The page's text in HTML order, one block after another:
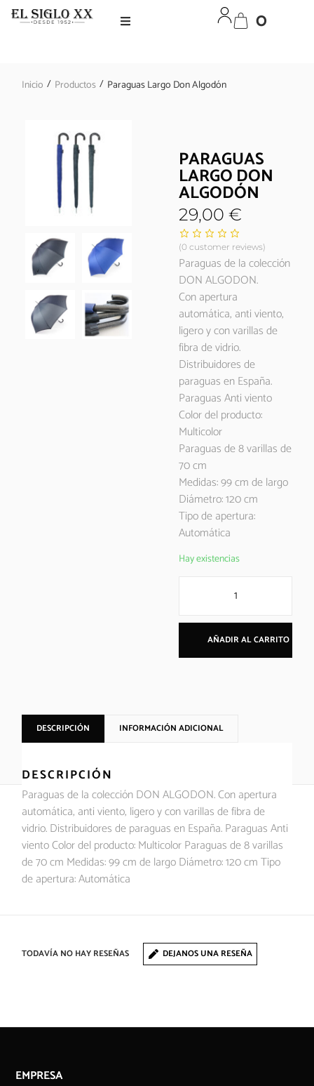
0
Inicio / Productos / Paraguas Largo Don Algodón
PARAGUAS
LARGO DON
ALGODÓN
29,00€
(0 customer reviews)
Paraguas de la colección
DON ALGODON.
Con apertura
automática, anti viento,
ligero y con varillas de
fibra de vidrio.
Distribuidores de
paraguas en España.
Paraguas Anti viento
Color del producto:
Multicolor
Paraguas de 8 varillas de
70 cm
Medidas: 99 cm de largo
Diámetro: 120 cm
Tipo de apertura:
Automática
Hay existencias
AÑADIR AL CARRITO
DESCRIPCIÓN INFORMACIÓN ADICIONAL
DESCRIPCIÓN
Paraguas de la colección DON ALGODON. Con apertura
automática, anti viento, ligero y con varillas de fibra de
vidrio. Distribuidores de paraguas en España. Paraguas Anti
viento Color del producto: Multicolor Paraguas de 8 varillas
de 70 cm Medidas: 99 cm de largo Diámetro: 120 cm Tipo
de apertura: Automática
TODAVÍA NO HAY RESEÑAS DEJANOS UNA RESEÑA
EMPRESA